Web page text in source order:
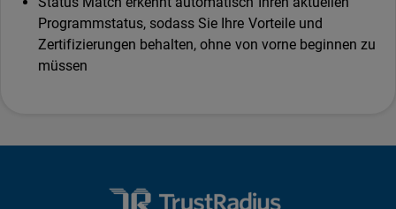
Programmstatus, sodass Sie Ihre Vorteile und
Zertifizierungen behalten, ohne von vorne beginnen zu
müssen